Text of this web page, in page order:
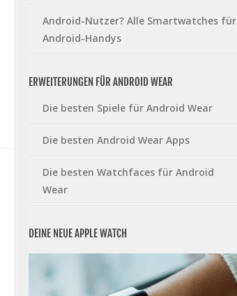
Android-Nutzer? Alle Smartwatches für
Android-Handys
ERWEITERUNGEN FÜR ANDROID WEAR
Die besten Spiele für Android Wear
Die besten Android Wear Apps
Die besten Watchfaces für Android
Wear
DEINE NEUE APPLE WATCH